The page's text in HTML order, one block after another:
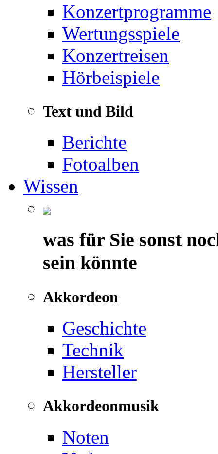
Konzertprogramme
Wertungsspiele
Konzertreisen
Hörbeispiele
Text und Bild
Berichte
Fotoalben
Wissen
was für Sie sonst
sein könnte
Akkordeon
Geschichte
Technik
Hersteller
Akkordeonmusik
Noten